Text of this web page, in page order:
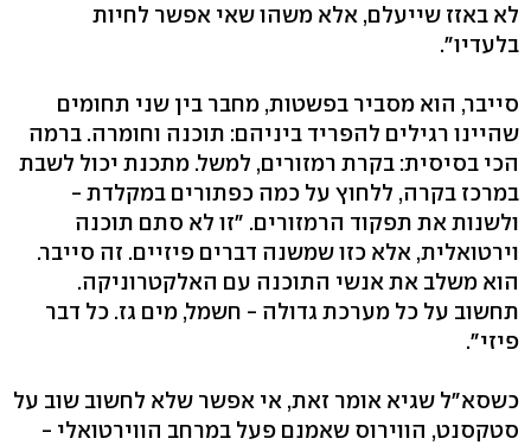
לא באזז שייעלם, אלא משהו שאי אפשר לחיות
בלעדיו‭."‬
סייבר, הוא מסביר בפשטות, מחבר בין שני תחומים
שהיינו רגילים להפריד ביניהם: תוכנה וחומרה. ברמה
הכי בסיסית: בקרת רמזורים, למשל. מתכנת יכול לשבת
במרכז בקרה, ללחוץ על כמה כפתורים במקלדת -
ולשנות את תפקוד הרמזורים. "זו לא סתם תוכנה
וירטואלית, אלא כזו שמשנה דברים פיזיים. זה סייבר.
הוא משלב את אנשי התוכנה עם האלקטרוניקה.
תחשוב על כל מערכת גדולה - חשמל, מים גז. כל דבר
פיזי‭."‬
כשסא"ל שגיא אומר זאת, אי אפשר שלא לחשוב שוב על
סטקסנט, הווירוס שאמנם פעל במרחב הווירטואלי -